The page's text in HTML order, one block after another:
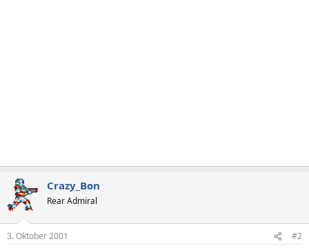
Crazy_Bon
Rear Admiral
3. Oktober 2001 #2